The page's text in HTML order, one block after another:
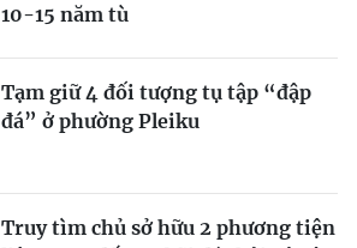
10-15 năm tù
Tạm giữ 4 đối tượng tụ tập “đập
đá” ở phường Pleiku
Truy tìm chủ sở hữu 2 phương tiện